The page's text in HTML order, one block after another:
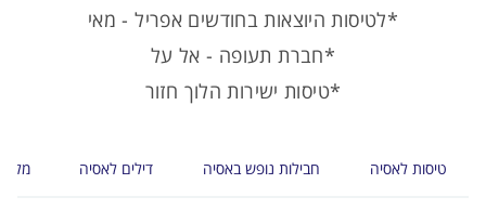
*לטיסות היוצאות בחודשים אפריל - מאי
*חברת תעופה - אל על
*טיסות ישירות הלוך חזור
טיסות לאסיה חבילות נופש באסיה דילים לאסיה